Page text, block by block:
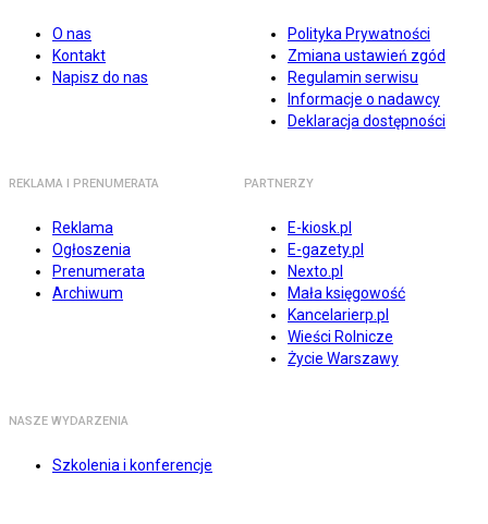
O nas
Kontakt
Napisz do nas
Polityka Prywatności
Zmiana ustawień zgód
Regulamin serwisu
Informacje o nadawcy
Deklaracja dostępności
REKLAMA I PRENUMERATA
Reklama
Ogłoszenia
Prenumerata
Archiwum
PARTNERZY
E-kiosk.pl
E-gazety.pl
Nexto.pl
Mała księgowość
Kancelarierp.pl
Wieści Rolnicze
Życie Warszawy
NASZE WYDARZENIA
Szkolenia i konferencje